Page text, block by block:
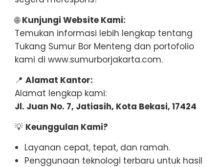
🌐Kunjungi Website Kami:
Temukan informasi lebih lengkap tentang
Tukang Sumur Bor Menteng dan portofolio
kami di www.sumurborjakarta.com.
📍 Alamat Kantor:
Alamat lengkap kami:
Jl. Juan No. 7, Jatiasih, Kota Bekasi, 17424
💡 Keunggulan Kami?
Layanan cepat, tepat, dan ramah.
Penggunaan teknologi terbaru untuk hasil